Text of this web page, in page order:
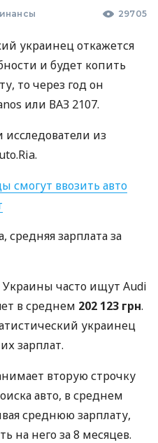
29705
украинец откажется
и будет копить
то через год он
или ВАЗ 2107.
из
смогут ввозить авто
средняя зарплата за
часто ищут Audi
в среднем 202 123 грн.
украинец
зарплат.
вторую строчку
авто, в среднем
среднюю зарплату,
на него за 8 месяцев.